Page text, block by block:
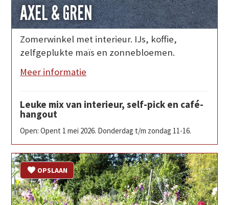
AXEL & GREN
Zomerwinkel met interieur. IJs, koffie,
zelfgeplukte maïs en zonnebloemen.
Meer informatie
Leuke mix van interieur, self-pick en café-
hangout
Open: Opent 1 mei 2026. Donderdag t/m zondag 11-16.
OPSLAAN